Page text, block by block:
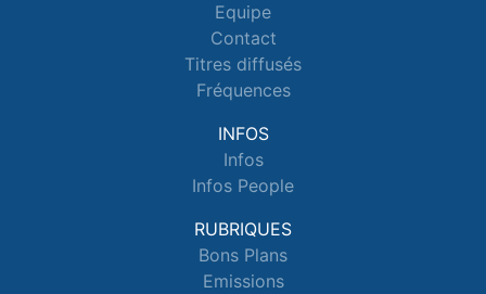
Equipe
Contact
Titres diffusés
Fréquences
INFOS
Infos
Infos People
RUBRIQUES
Bons Plans
Emissions